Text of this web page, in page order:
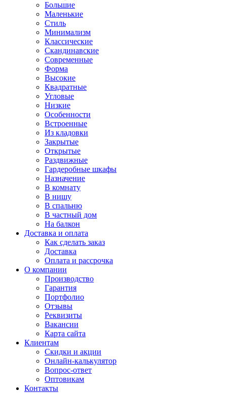
Большие
Маленькие
Стиль
Минимализм
Классические
Скандинавские
Современные
Форма
Высокие
Квадратные
Угловые
Низкие
Особенности
Встроенные
Из кладовки
Закрытые
Открытые
Раздвижные
Гардеробные шкафы
Назначение
В комнату
В нишу
В спальню
В частный дом
На балкон
Доставка и оплата
Как сделать заказ
Доставка
Оплата и рассрочка
О компании
Производство
Гарантия
Портфолио
Отзывы
Реквизиты
Вакансии
Карта сайта
Клиентам
Скидки и акции
Онлайн-калькулятор
Вопрос-ответ
Оптовикам
Контакты